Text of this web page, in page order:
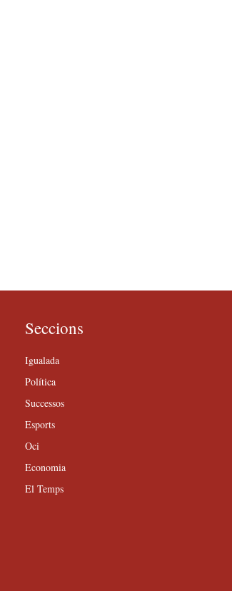
Seccions
Igualada
Política
Successos
Esports
Oci
Economia
El Temps